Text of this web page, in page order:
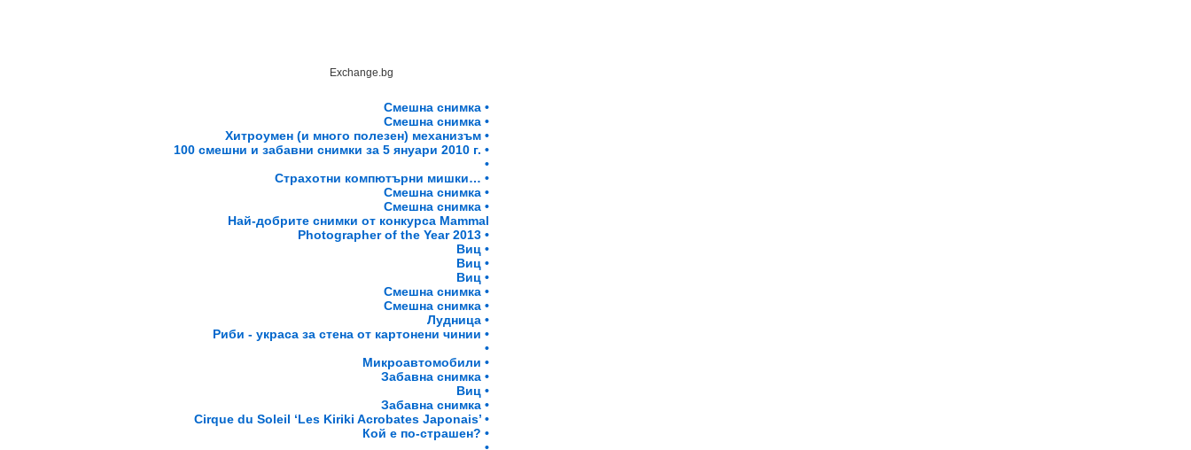
Exchange.bg
Смешна снимка •
Смешна снимка •
Хитроумен (и много полезен) механизъм •
100 смешни и забавни снимки за 5 януари 2010 г. •
•
Страхотни компютърни мишки… •
Смешна снимка •
Смешна снимка •
Най-добрите снимки от конкурса Mammal
Photographer of the Year 2013 •
Виц •
Виц •
Виц •
Смешна снимка •
Смешна снимка •
Лудница •
Риби - украса за стена от картонени чинии •
•
Микроавтомобили •
Забавна снимка •
Виц •
Забавна снимка •
Cirque du Soleil ‘Les Kiriki Acrobates Japonais’ •
Кой е по-страшен? •